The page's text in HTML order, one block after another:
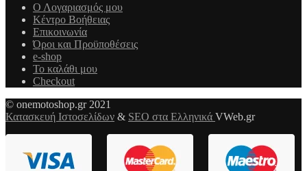
Ο Λογαριασμός μου
Κέντρο Βοήθειας
Επικοινωνία
Όροι και Προϋποθέσεις
e-shop
Το καλάθι μου
Checkout
© onemotoshop.gr 2021
Κατασκευή Ιστοσελίδων & SEO στα Ελληνικά VWeb.gr